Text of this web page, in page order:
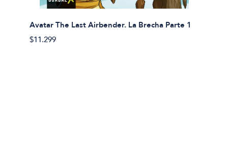
Avatar The Last Airbender. La Brecha Parte 1
$11.299